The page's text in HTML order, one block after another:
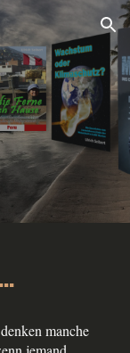
Skip to navigation
manche